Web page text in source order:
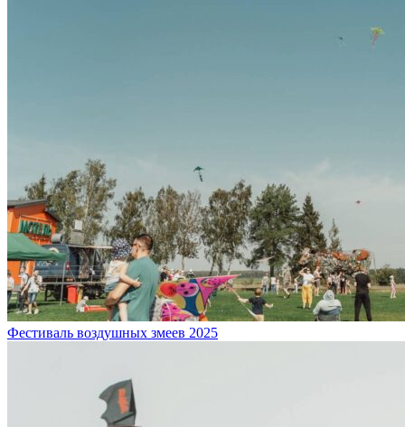
Фестиваль воздушных змеев 2025